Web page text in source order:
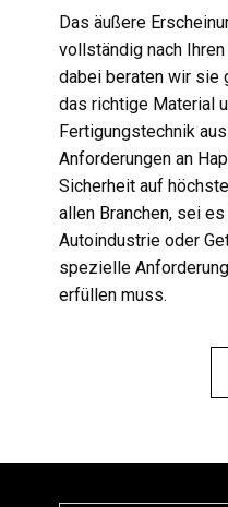
Das äußere
vollständig nach
dabei beraten wir sie
das richtige Material
Fertigungstechnik
Anforderungen an
Sicherheit auf
allen Branchen, sei
Autoindustrie oder
spezielle
erfüllen muss.